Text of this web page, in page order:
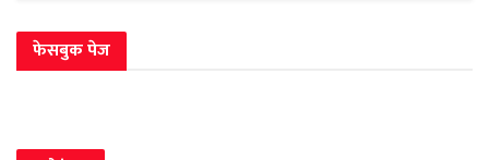
फेसबुक पेज